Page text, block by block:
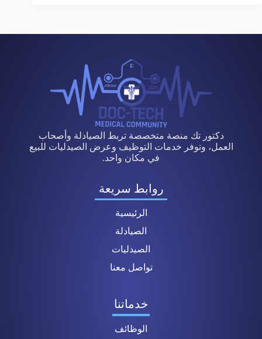
دكتور تك منصة متخصصة تربط الصيادلة وأصحاب
العمل، وتوفر خدمات التوظيف وعرض الصيدليات للبيع
في مكان واحد.
روابط سريعة
الرئيسية
الصيادلة
الصيدليات
تواصل معنا
خدماتنا
الوظائف